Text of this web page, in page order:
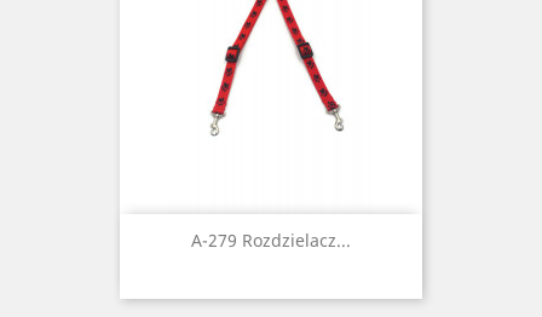
A-279 Rozdzielacz...